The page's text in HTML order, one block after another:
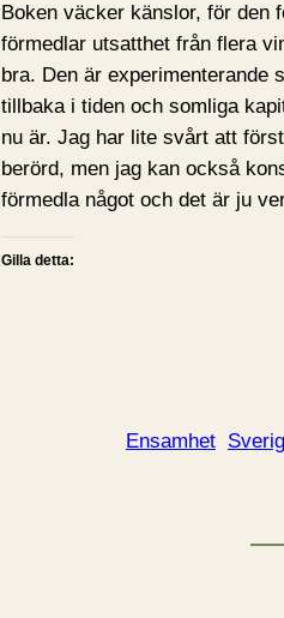
Boken väcker känslor, för den
förmedlar utsatthet från flera
bra. Den är experimenterande
tillbaka i tiden och somliga
nu är. Jag har lite svårt att
berörd, men jag kan också
förmedla något och det är ju
Gilla detta:
Ensamhet